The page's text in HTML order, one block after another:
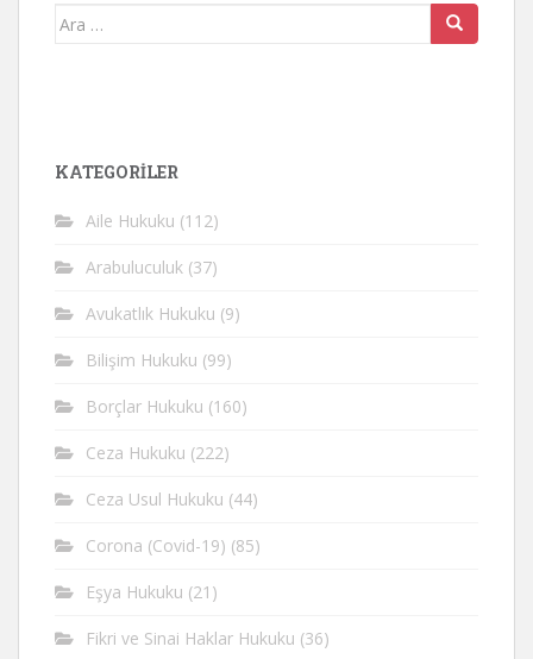
Arama
KATEGORİLER
Aile Hukuku (112)
Arabuluculuk (37)
Avukatlık Hukuku (9)
Bilişim Hukuku (99)
Borçlar Hukuku (160)
Ceza Hukuku (222)
Ceza Usul Hukuku (44)
Corona (Covid-19) (85)
Eşya Hukuku (21)
Fikri ve Sinai Haklar Hukuku (36)